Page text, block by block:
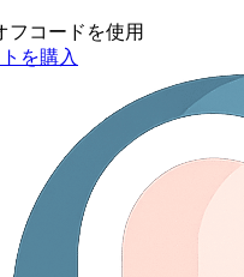
フ コードを使用
を購入